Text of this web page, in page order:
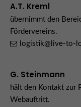
A.T. Kreml
übernimmt den
Fördervereins.
logistik@live-to-
G. Steinmann
hält den Kontakt zur
Webauftritt.